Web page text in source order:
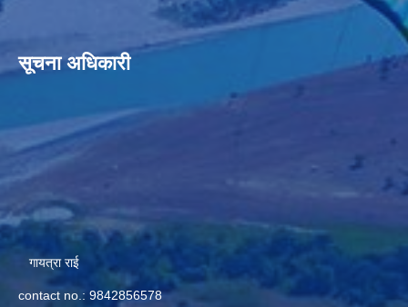
सूचना अधिकारी
गायत्रा राई
contact no.: 9842856578